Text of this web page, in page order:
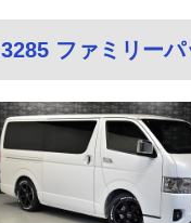
3285 ファミリー